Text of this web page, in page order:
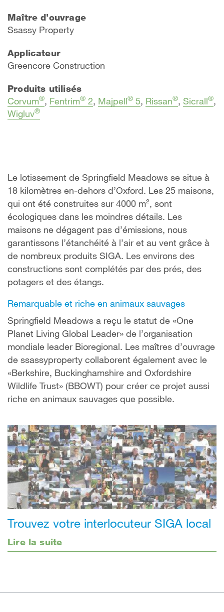
Maître d’ouvrage
Ssassy Property​​
Applicateur
​Greencore Construction
Produits utilisés
Corvum®, Fentrim® 2, Majpell® 5, Rissan®, Sicrall®,
Wigluv®
Le lotissement de Springfield Meadows se situe à
18 kilomètres en-dehors d’Oxford. Les 25 maisons,
qui ont été construites sur 4000 m², sont
écologiques dans les moindres détails. Les
maisons ne dégagent pas d’émissions, nous
garantissons l’étanchéité à l’air et au vent grâce à
de nombreux produits SIGA. Les environs des
constructions sont complétés par des prés, des
potagers et des étangs.
Remarquable et riche en animaux sauvages
Springfield Meadows a reçu le statut de «One
Planet Living Global Leader» de l’organisation
mondiale leader Bioregional. Les maîtres d’ouvrage
de ssassyproperty collaborent également avec le
«Berkshire, Buckinghamshire and Oxfordshire
Wildlife Trust» (BBOWT) pour créer ce projet aussi
riche en animaux sauvages que possible.
Trouvez votre interlocuteur SIGA local
Lire la suite